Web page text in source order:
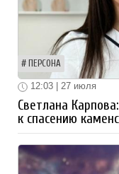
ПЕРСОНА
12:03 | 27 июля
Светлана
к спасению